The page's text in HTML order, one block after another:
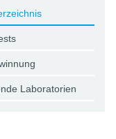
Laboratorien